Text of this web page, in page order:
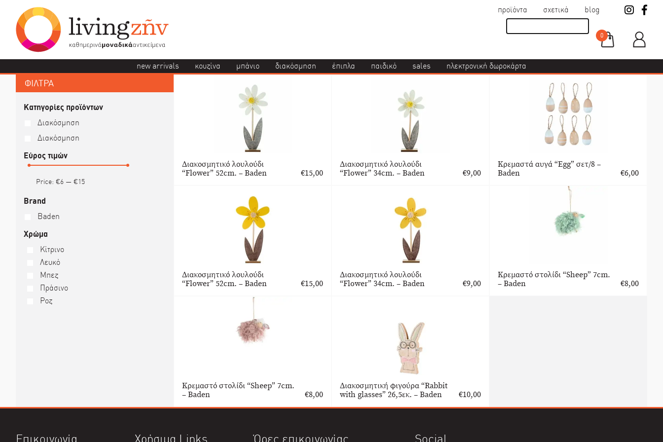
προϊόντα σχετικά blog
0
new arrivals κουζίνα μπάνιο διακόσμηση έπιπλα παιδικό sales ηλεκτρονική δωροκάρτα
ΦΙΛΤΡΑ
Κατηγορίες προϊόντων
Διακόσμηση
Διακόσμηση
Εύρος τιμών
Price: €6— €15
Brand
Baden
Χρώμα
Κίτρινο
Λευκό
Μπεζ
Πράσινο
Ροζ
Διακοσμητικό λουλούδι
“Flower” 52cm. – Baden
€15,00
Διακοσμητικό λουλούδι
“Flower” 34cm. – Baden
€9,00
Κρεμαστά αυγά “Egg” σετ/8 –
Baden
€6,00
Διακοσμητικό λουλούδι
“Flower” 52cm. – Baden
€15,00
Διακοσμητικό λουλούδι
“Flower” 34cm. – Baden
€9,00
Κρεμαστό στολίδι “Sheep” 7cm.
– Baden
€8,00
Κρεμαστό στολίδι “Sheep” 7cm.
– Baden
€8,00
Διακοσμητική φιγούρα “Rabbit
with glasses” 26,5εκ. – Baden
€10,00
Επικοινωνία Χρήσιμα Links Ώρες επικοινωνίας Social